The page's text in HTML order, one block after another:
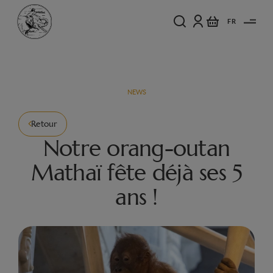
FR
NEWS
Retour
Notre orang-outan
Mathaï fête déjà ses 5
ans !